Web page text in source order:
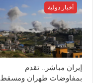
أخبار دولية
إيران مباشر.. تقدم
بمفاوضات طهران ومسقط